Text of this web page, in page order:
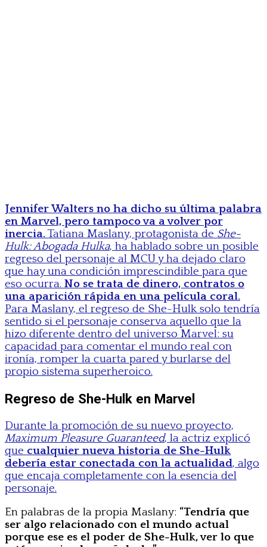
Jennifer Walters no ha dicho su última palabra
en Marvel, pero tampoco va a volver por
inercia.Tatiana Maslany, protagonista de She-
Hulk: Abogada Hulka, ha hablado sobre un posible
regreso del personaje al MCU y ha dejado claro
que hay una condición imprescindible para que
eso ocurra. No se trata de dinero, contratos o
una aparición rápida en una película coral.
Para Maslany, el regreso de She-Hulk solo tendría
sentido si el personaje conserva aquello que la
hizo diferente dentro del universo Marvel: su
capacidad para comentar el mundo real con
ironía, romper la cuarta pared y burlarse del
propio sistema superheroico.
Regreso de She-Hulk en Marvel
Durante la promoción de su nuevo proyecto,
Maximum Pleasure Guaranteed, la actriz explicó
que cualquier nueva historia de She-Hulk
debería estar conectada con la actualidad, algo
que encaja completamente con la esencia del
personaje.
En palabras de la propia Maslany: “Tendría que
ser algo relacionado con el mundo actual
porque ese es el poder de She-Hulk, ver lo que